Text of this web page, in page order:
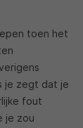
toen het
je zegt dat je
fout
je zou